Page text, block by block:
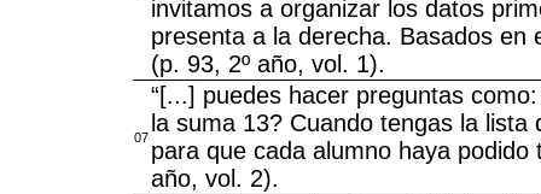
invitamos a organizar los datos
presenta a la derecha. Basados en
(p. 93, 2º año, vol. 1).
07
“[...] puedes hacer preguntas
la suma 13? Cuando tengas la
para que cada alumno haya
año, vol. 2).